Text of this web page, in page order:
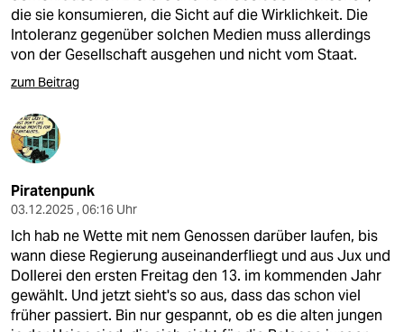
die sie konsumieren, die Sicht auf die Wirklichkeit. Die
Intoleranz gegenüber solchen Medien muss allerdings
von der Gesellschaft ausgehen und nicht vom Staat.
zum Beitrag
Piratenpunk
03.12.2025 , 06:16 Uhr
Ich hab ne Wette mit nem Genossen darüber laufen, bis
wann diese Regierung auseinanderfliegt und aus Jux und
Dollerei den ersten Freitag den 13. im kommenden Jahr
gewählt. Und jetzt sieht's so aus, dass das schon viel
früher passiert. Bin nur gespannt, ob es die alten jungen